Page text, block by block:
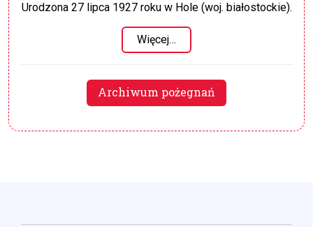
Urodzona 27 lipca 1927 roku w Hole (woj. białostockie).
Więcej…
Archiwum pożegnań